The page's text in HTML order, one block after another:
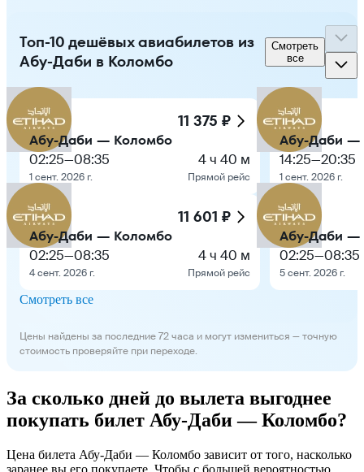
Топ-10 дешёвых авиабилетов из
Абу-Даби в Коломбо
Смотреть
все
11 375 ₽
Абу-Даби — Коломбо
02:25—08:35
1 сент. 2026 г.
4 ч 40 м
Прямой рейс
11 601 ₽
Абу-Даби — Коломбо
02:25—08:35
4 сент. 2026 г.
4 ч 40 м
Прямой рейс
Абу-Даби —
14:25—20:35
1 сент. 2026 г.
Абу-Даби —
02:25—08:35
5 сент. 2026 г.
Смотреть все
Цены найдены за последние 72 часа и могут измениться — точную
стоимость проверяйте при переходе.
За сколько дней до вылета выгоднее
покупать билет Абу-Даби — Коломбо?
Цена билета Абу-Даби — Коломбо зависит от того, насколько
заранее вы его покупаете. Чтобы с большей вероятностью